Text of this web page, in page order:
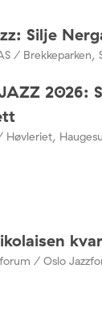
Silje
/ Brekkeparken,
2026:
Høvleriet,
/ Oslo